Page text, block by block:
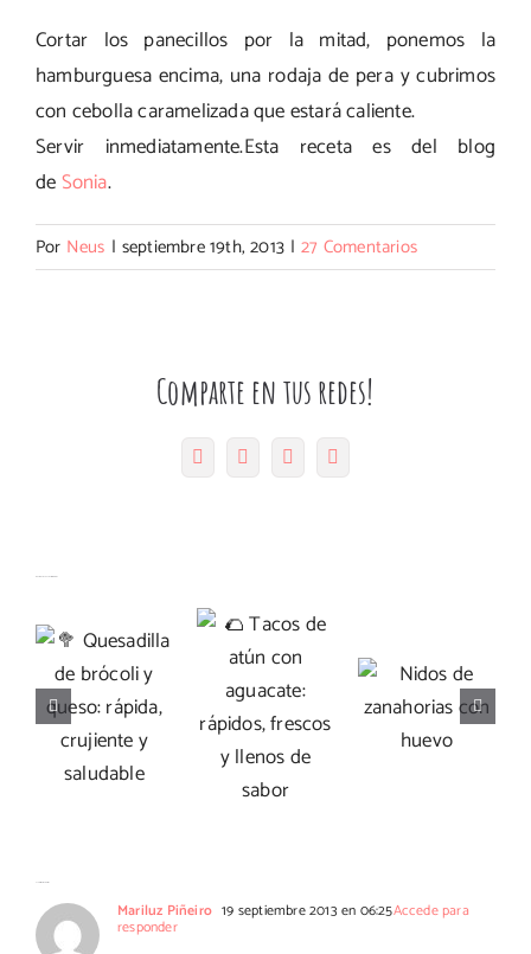
Cortar los panecillos por la mitad, ponemos la
hamburguesa encima, una rodaja de pera y cubrimos
con cebolla caramelizada que estará caliente.
Servir inmediatamente.Esta receta es del blog
deSonia.
Por Neus | septiembre 19th, 2013 | 27 Comentarios
Comparte en tus redes!
FacebookTwitter Pinterest
electrónico
Artículos relacionados
de brócoli
y queso:
rápida,
crujiente
con
aguacate:
rápidos,
frescos y
Nidos de
zanahorias
con huevo
27 Comentarios
Mariluz Piñeiro 19 septiembre 2013 en 06:25Accede para
responder